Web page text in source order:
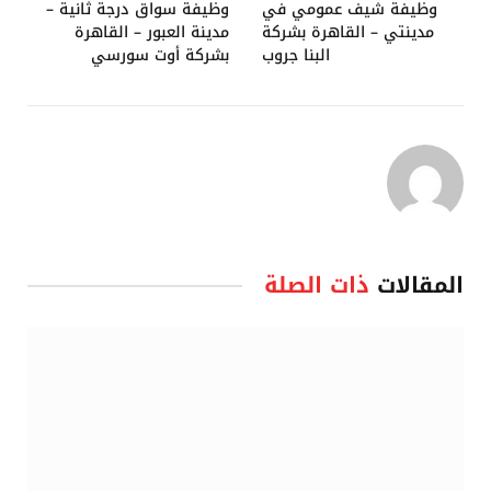
وظيفة شيف عمومي في
مدينتي – القاهرة بشركة
البنا جروب
وظيفة سواق درجة ثانية –
مدينة العبور – القاهرة
بشركة أوت سورسي
المقالات ذات الصلة